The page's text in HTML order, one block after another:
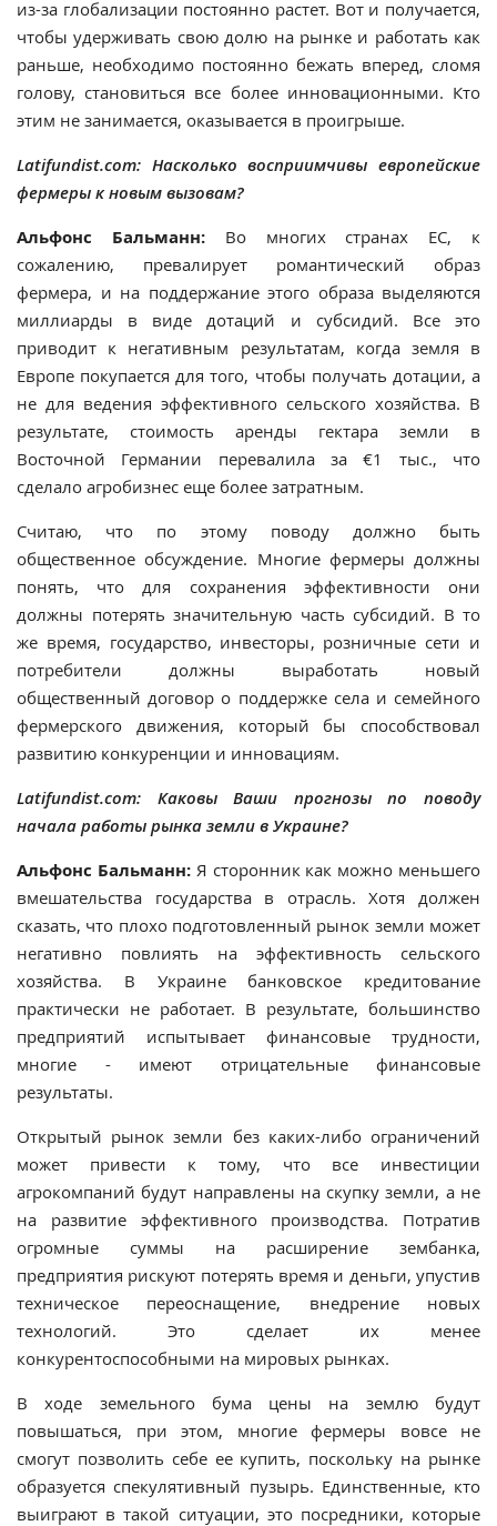
из-за глобализации постоянно растет. Вот и получается,
чтобы удерживать свою долю на рынке и работать как
раньше, необходимо постоянно бежать вперед, сломя
голову, становиться все более инновационными. Кто
этим не занимается, оказывается в проигрыше.
Latifundist.com: Насколько восприимчивы европейские
фермеры к новым вызовам?
Альфонс Бальманн:Во многих странах ЕС, к
сожалению, превалирует романтический образ
фермера, и на поддержание этого образа выделяются
миллиарды в виде дотаций и субсидий. Все это
приводит к негативным результатам, когда земля в
Европе покупается для того, чтобы получать дотации, а
не для ведения эффективного сельского хозяйства. В
результате, стоимость аренды гектара земли в
Восточной Германии перевалила за €1 тыс., что
сделало агробизнес еще более затратным.
Считаю, что по этому поводу должно быть
общественное обсуждение. Многие фермеры должны
понять, что для сохранения эффективности они
должны потерять значительную часть субсидий. В то
же время, государство, инвесторы, розничные сети и
потребители должны выработать новый
общественный договор о поддержке села и семейного
фермерского движения, который бы способствовал
развитию конкуренции и инновациям.
Latifundist.com: Каковы Ваши прогнозы по поводу
начала работы рынка земли в Украине?
Альфонс Бальманн:Я сторонник как можно меньшего
вмешательства государства в отрасль. Хотя должен
сказать, что плохо подготовленный рынок земли может
негативно повлиять на эффективность сельского
хозяйства. В Украине банковское кредитование
практически не работает. В результате, большинство
предприятий испытывает финансовые трудности,
многие - имеют отрицательные финансовые
результаты.
Открытый рынок земли без каких-либо ограничений
может привести к тому, что все инвестиции
агрокомпаний будут направлены на скупку земли, а не
на развитие эффективного производства. Потратив
огромные суммы на расширение зембанка,
предприятия рискуют потерять время и деньги, упустив
техническое переоснащение, внедрение новых
технологий. Это сделает их менее
конкурентоспособными на мировых рынках.
В ходе земельного бума цены на землю будут
повышаться, при этом, многие фермеры вовсе не
смогут позволить себе ее купить, поскольку на рынке
образуется спекулятивный пузырь. Единственные, кто
выиграют в такой ситуации, это посредники, которые